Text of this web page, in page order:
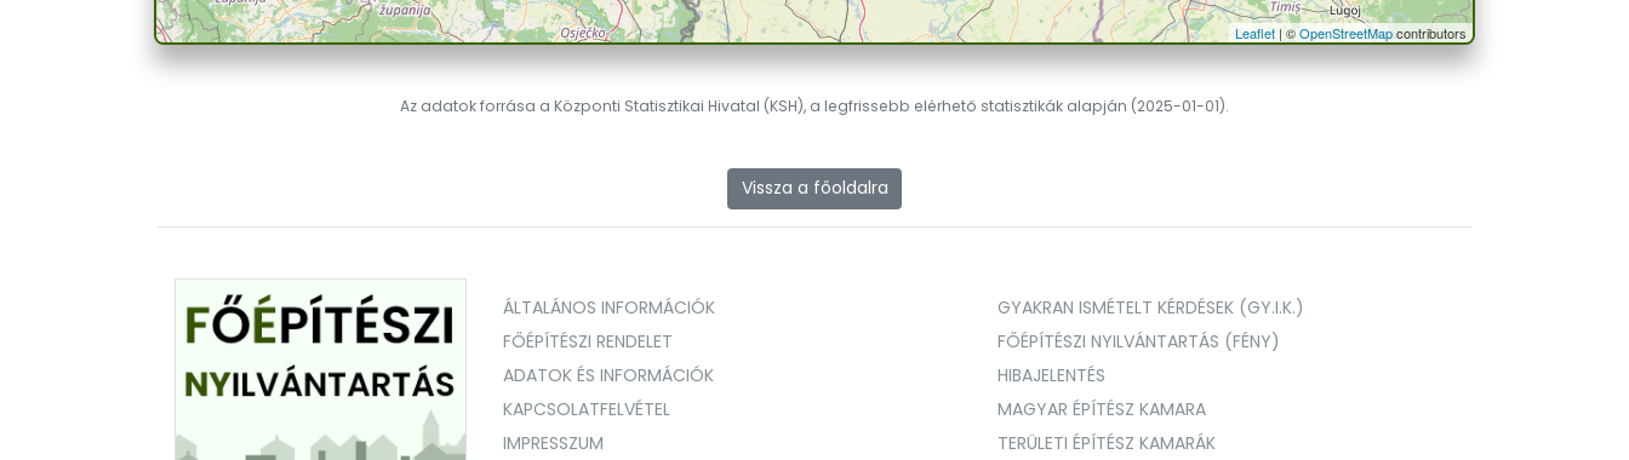
Leaflet | ©OpenStreetMapcontributors
Az adatok forrása a Központi Statisztikai Hivatal (KSH), a legfrissebb elérhető statisztikák alapján (2025-01-01).
Vissza a főoldalra
ÁLTALÁNOS INFORMÁCIÓK
GYAKRAN ISMÉTELT KÉRDÉSEK (GY.I.K.)
FŐÉPÍTÉSZI RENDELET
FŐÉPÍTÉSZI NYILVÁNTARTÁS (FÉNY)
ADATOK ÉS INFORMÁCIÓK
HIBAJELENTÉS
KAPCSOLATFELVÉTEL
MAGYAR ÉPÍTÉSZ KAMARA
IMPRESSZUM
TERÜLETI ÉPÍTÉSZ KAMARÁK